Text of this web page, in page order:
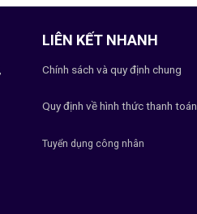
LIÊN KẾT NHANH
Chính sách và quy định chung
Quy định về hình thức thanh toán
Tuyển dụng công nhân